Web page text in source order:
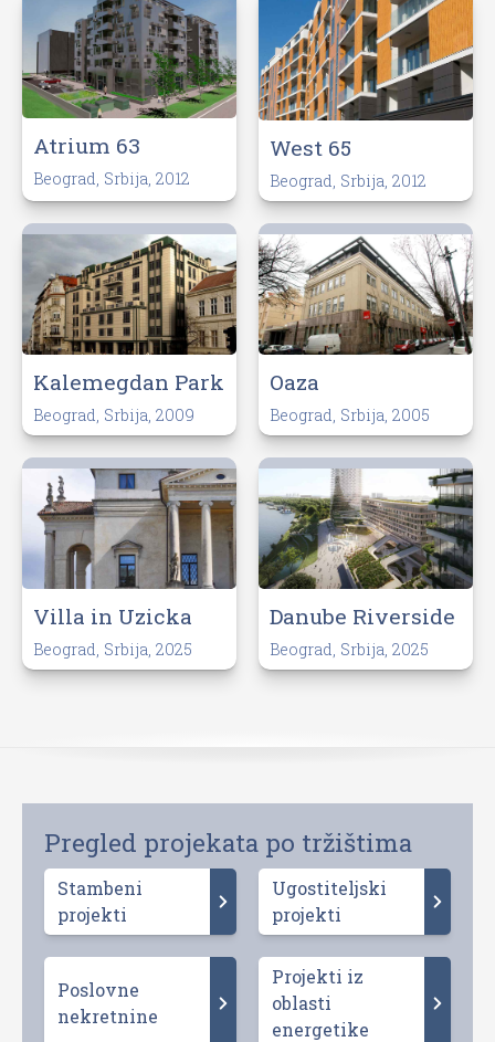
Atrium 63
Beograd, Srbija, 2012
West 65
Beograd, Srbija, 2012
Kalemegdan Park
Beograd, Srbija, 2009
Oaza
Beograd, Srbija, 2005
Villa in Uzicka
Beograd, Srbija, 2025
Danube Riverside
Beograd, Srbija, 2025
Pregled projekata po tržištima
Stambeni
projekti
Ugostiteljski
projekti
Poslovne
nekretnine
Projekti iz
oblasti
energetike